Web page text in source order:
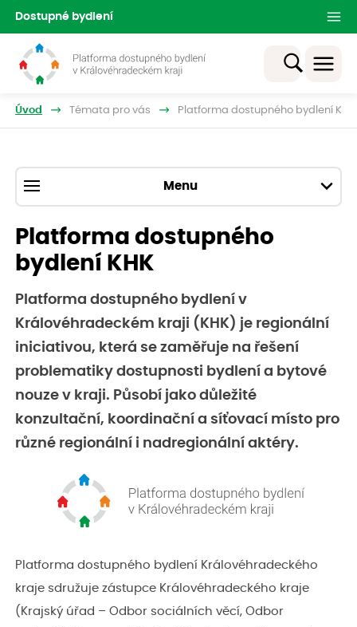
Dostupné bydlení
Úvod Témata pro vás Platforma dostupného bydlení KHK
Menu
Platforma dostupného
bydlení KHK
Platforma dostupného bydlení v
Královéhradeckém kraji (KHK) je regionální
iniciativou, která se zaměřuje na řešení
problematiky dostupnosti bydlení a bytové
nouze v kraji. Působí jako důležité
konzultační, koordinační a síťovací místo pro
různé regionální i nadregionální aktéry.
Platforma dostupného bydlení Královéhradeckého
kraje sdružuje zástupce Královéhradeckého kraje
(Krajský úřad – Odbor sociálních věcí, Odbor